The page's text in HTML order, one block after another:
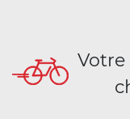
Votre